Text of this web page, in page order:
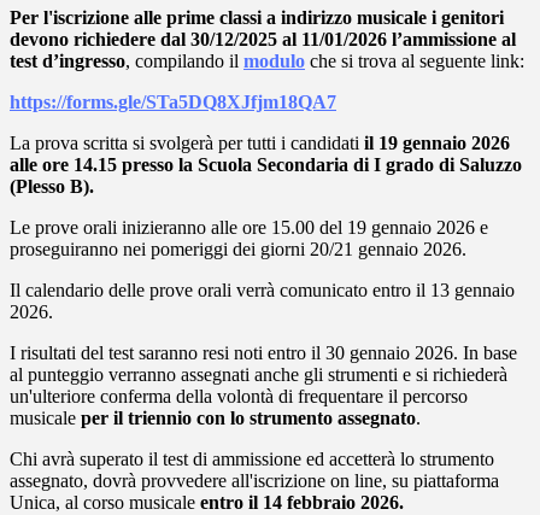
Per l'iscrizione alle prime classi a indirizzo musicale i genitori
devono richiedere dal 30/12/2025 al 11/01/2026 l’ammissione al
test d’ingresso, compilando il modulo che si trova al seguente link:
https://forms.gle/STa5DQ8XJfjm18QA7
La prova scritta si svolgerà per tutti i candidati il 19 gennaio 2026
alle ore 14.15 presso la Scuola Secondaria di I grado di Saluzzo
(Plesso B).
Le prove orali inizieranno alle ore 15.00 del 19 gennaio 2026 e
proseguiranno nei pomeriggi dei giorni 20/21 gennaio 2026.
Il calendario delle prove orali verrà comunicato entro il 13 gennaio
2026.
I risultati del test saranno resi noti entro il 30 gennaio 2026. In base
al punteggio verranno assegnati anche gli strumenti e si richiederà
un'ulteriore conferma della volontà di frequentare il percorso
musicale per il triennio con lo strumento assegnato.
Chi avrà superato il test di ammissione ed accetterà lo strumento
assegnato, dovrà provvedere all'iscrizione on line, su piattaforma
Unica, al corso musicale entro il 14 febbraio 2026.